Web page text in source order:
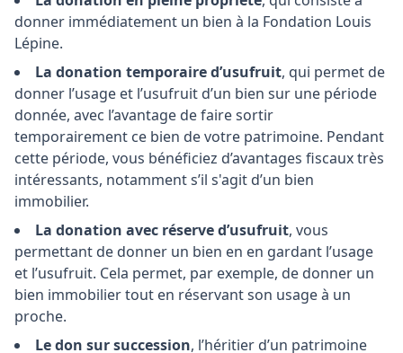
donner immédiatement un bien à la Fondation Louis
Lépine.
La donation temporaire d’usufruit, qui permet de
donner l’usage et l’usufruit d’un bien sur une période
donnée, avec l’avantage de faire sortir
temporairement ce bien de votre patrimoine. Pendant
cette période, vous bénéficiez d’avantages fiscaux très
intéressants, notamment s’il s'agit d’un bien
immobilier.
La donation avec réserve d’usufruit, vous
permettant de donner un bien en en gardant l’usage
et l’usufruit. Cela permet, par exemple, de donner un
bien immobilier tout en réservant son usage à un
proche.
Le don sur succession, l’héritier d’un patrimoine